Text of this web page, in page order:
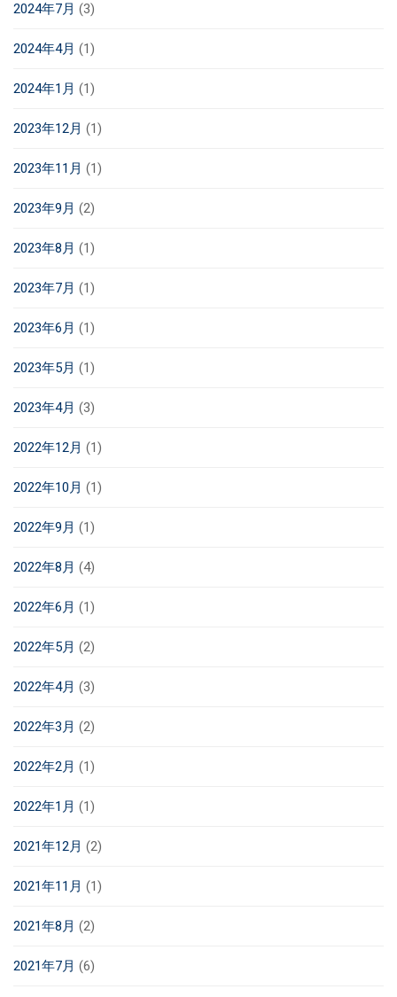
2024年7月 (3)
2024年4月 (1)
2024年1月 (1)
2023年12月 (1)
2023年11月 (1)
2023年9月 (2)
2023年8月 (1)
2023年7月 (1)
2023年6月 (1)
2023年5月 (1)
2023年4月 (3)
2022年12月 (1)
2022年10月 (1)
2022年9月 (1)
2022年8月 (4)
2022年6月 (1)
2022年5月 (2)
2022年4月 (3)
2022年3月 (2)
2022年2月 (1)
2022年1月 (1)
2021年12月 (2)
2021年11月 (1)
2021年8月 (2)
2021年7月 (6)